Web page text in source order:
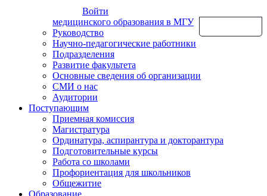
Войти
медицинского образования в МГУ
Руководство
Научно-педагогические работники
Подразделения
Развитие факультета
Основные сведения об организации
СМИ о нас
Аудитории
Поступающим
Приемная комиссия
Магистратура
Ординатура, аспирантура и докторантура
Подготовительные курсы
Работа со школами
Профориентация для школьников
Общежитие
Образование